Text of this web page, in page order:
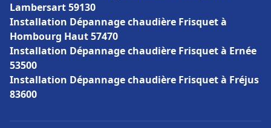
Lambersart 59130
Installation Dépannage chaudière Frisquet à
Hombourg Haut 57470
Installation Dépannage chaudière Frisquet à Ernée
53500
Installation Dépannage chaudière Frisquet à Fréjus
83600